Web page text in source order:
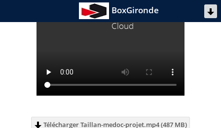
BoxGironde
Cloud
Télécharger Taillan-medoc-projet.mp4 (487 MB)